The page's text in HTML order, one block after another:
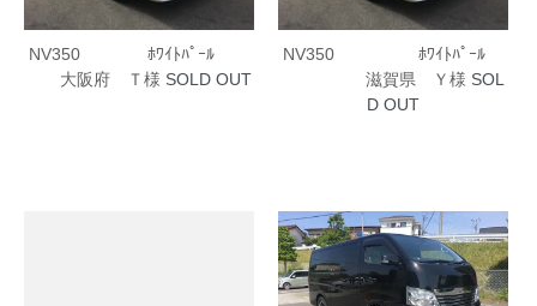
NV350 ﾎﾜｲﾄﾊﾟｰﾙ
大阪府 Ｔ様 SOLD OUT
NV350 ﾎﾜｲﾄﾊﾟｰﾙ
滋賀県 Ｙ様 SOL
D OUT